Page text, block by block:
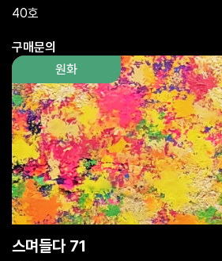
40호
구매문의
원화
스며들다 71